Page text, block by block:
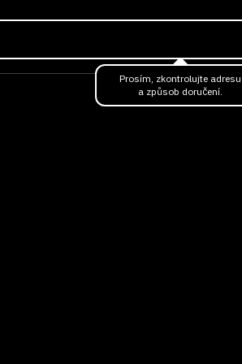
Prosím, zkontrolujte adresu
a způsob doručení.